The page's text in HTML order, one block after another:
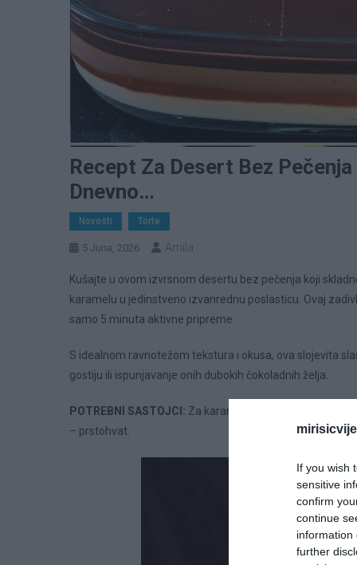
If you wish
sensitive
confirm
continue
information
further
Recept Za Desert Bez
Dnevno…
Novosti Torte
5 Juna, 2026 Amila
Kušajte u ovom izvrsnom desertu bez pečenja koji
karamelu u jedinstveno izvanrednu poslasticu. Ovaj
samo 5 minuta aktivne pripreme.
S idealnom ravnotežom tekstura i okusa, ova slojevita
gostiju ili ispunjavanje onih dubokih čokoladnih želja.
POTREBNI SASTOJCI: Za karamel sloj: Šećer u prahu –
– prstohvat.